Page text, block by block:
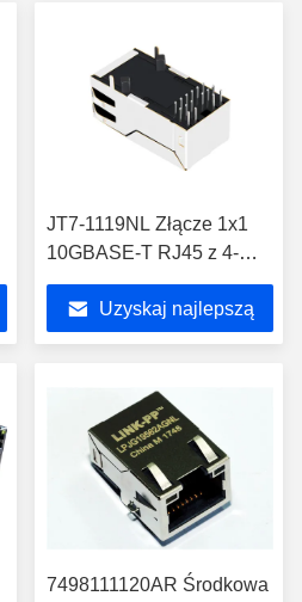
JT7-1119NL Złącze 1x1
10GBASE-T RJ45 z 4-
parowym PoE 90 W
Uzyskaj najlepszą
7498111120AR Środkowa